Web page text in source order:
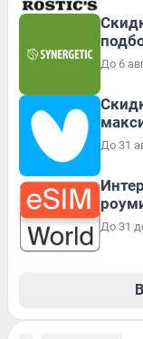
До 6
До 31
До 31